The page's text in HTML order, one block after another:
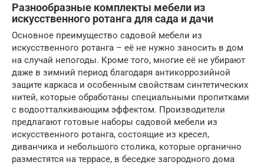
Разнообразные комплекты мебели из
искусственного ротанга для сада и дачи
Основное преимущество садовой мебели из
искусственного ротанга – её не нужно заносить в дом
на случай непогоды. Кроме того, многие её не убирают
даже в зимний период благодаря антикоррозийной
защите каркаса и особенным свойствам синтетических
нитей, которые обработаны специальными пропитками
с водоотталкивающим эффектом. Производители
предлагают готовые наборы садовой мебели из
искусственного ротанга, состоящие из кресел,
диванчика и небольшого столика, которые органично
разместятся на террасе, в беседке загородного дома